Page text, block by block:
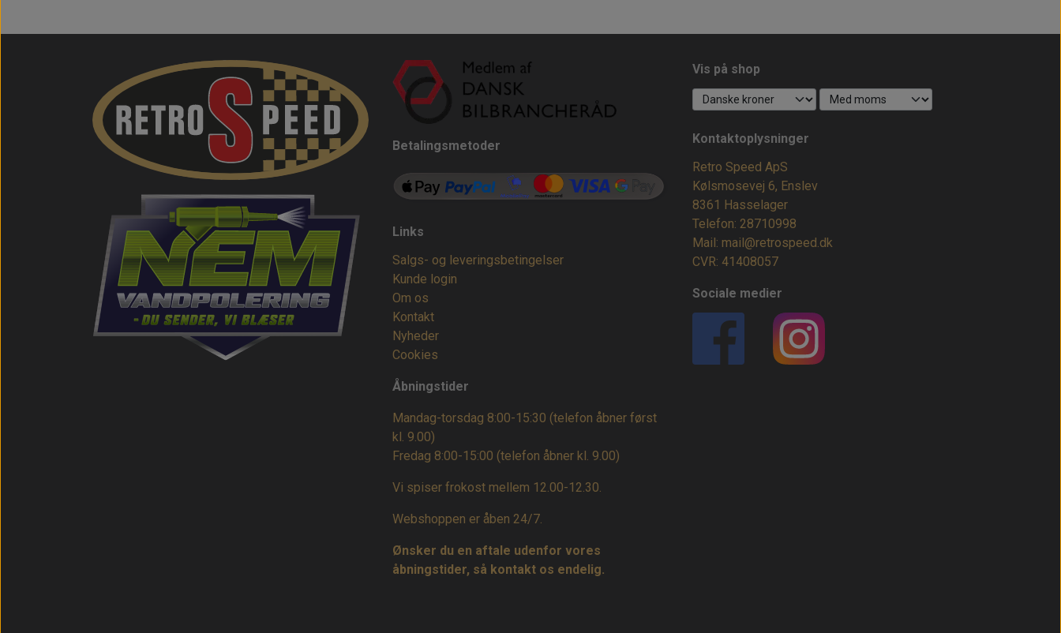
Betalingsmetoder
Links
Salgs- og leveringsbetingelser
Kunde login
Om os
Kontakt
Nyheder
Cookies
Åbningstider
Mandag-torsdag 8:00-15:30 (telefon åbner først
kl. 9.00)
Fredag 8:00-15:00 (telefon åbner kl. 9.00)
Vi spiser frokost mellem 12.00-12.30.
Webshoppen er åben 24/7.
Ønsker du en aftale udenfor vores
åbningstider, så kontakt os endelig.
Vis på shop
Kontaktoplysninger
Retro Speed ApS
Kølsmosevej 6, Enslev
8361 Hasselager
Telefon: 28710998
Mail: mail@retrospeed.dk
CVR: 41408057
Sociale medier